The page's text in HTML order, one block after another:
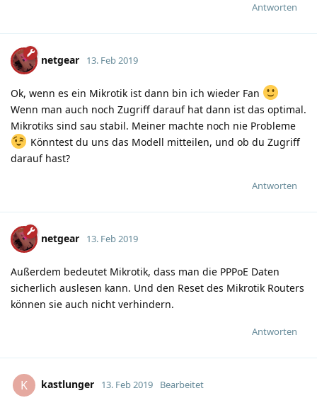
Antworten
netgear 13. Feb 2019
Ok, wenn es ein Mikrotik ist dann bin ich wieder Fan
Wenn man auch noch Zugriff darauf hat dann ist das optimal.
Mikrotiks sind sau stabil. Meiner machte noch nie Probleme
Könntest du uns das Modell mitteilen, und ob du Zugriff
darauf hast?
Antworten
netgear 13. Feb 2019
Außerdem bedeutet Mikrotik, dass man die PPPoE Daten
sicherlich auslesen kann. Und den Reset des Mikrotik Routers
können sie auch nicht verhindern.
Antworten
K kastlunger 13. Feb 2019 Bearbeitet